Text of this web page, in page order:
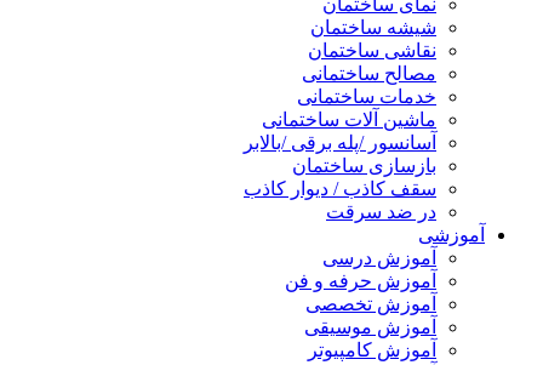
نمای ساختمان
شیشه ساختمان
نقاشی ساختمان
مصالح ساختمانی
خدمات ساختمانی
ماشین آلات ساختمانی
آسانسور /پله برقی /بالابر
بازسازی ساختمان
سقف کاذب / دیوار کاذب
در ضد سرقت
آموزشی
آموزش درسی
آموزش حرفه و فن
آموزش تخصصی
آموزش موسیقی
آموزش کامپیوتر